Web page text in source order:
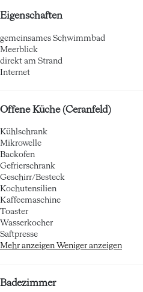
Eigenschaften
gemeinsames Schwimmbad
Meerblick
direkt am Strand
Internet
Offene Küche (Ceranfeld)
Kühlschrank
Mikrowelle
Backofen
Gefrierschrank
Geschirr/Besteck
Kochutensilien
Kaffeemaschine
Toaster
Wasserkocher
Saftpresse
Mehr anzeigen Weniger anzeigen
Badezimmer